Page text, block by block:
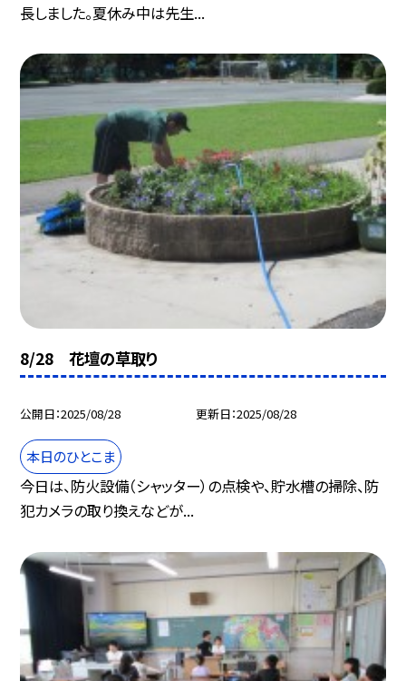
長しました。夏休み中は先生...
8/28 花壇の草取り
公開日 2025/08/28 更新日 2025/08/28
本日のひとこま
今日は、防火設備（シャッター）の点検や、貯水槽の掃除、防
犯カメラの取り換えなどが...